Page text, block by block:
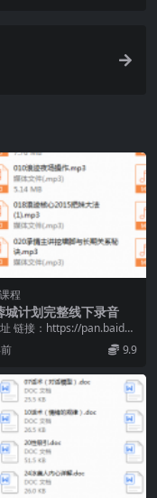
程
城计划完整线下录音
链接：https://pan.baidu.
9.9